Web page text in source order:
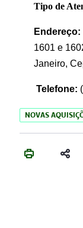
Tipo de
Endereço:
1601 e
Janeiro,
Telefone:
NOVAS